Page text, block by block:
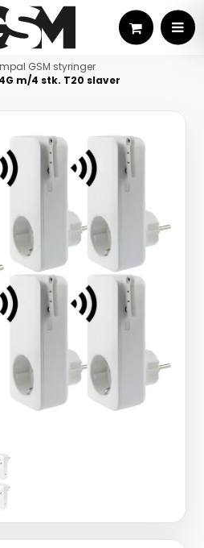
Kurv
GSM styringer
m/4 stk. T20 slaver